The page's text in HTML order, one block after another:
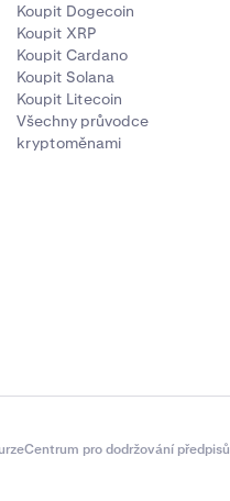
Koupit Dogecoin
Koupit XRP
Koupit Cardano
Koupit Solana
Koupit Litecoin
Všechny průvodce
kryptoměnami
Centrum pro dodržování předpisů